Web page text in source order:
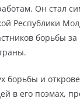
Он стал
Республики
борьбы
борьбы и
в его поэмах,